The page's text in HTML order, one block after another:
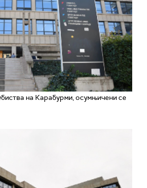
на Карабурми, осумњичени се